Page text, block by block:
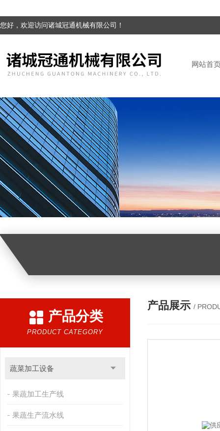
您好，欢迎访问诸城冠通机械有限公司！
网站首
产品分类
PRODUCT CATEGORY
蔬菜加工设备
果蔬加工生产线
果蔬生产流水线
产品展示 /